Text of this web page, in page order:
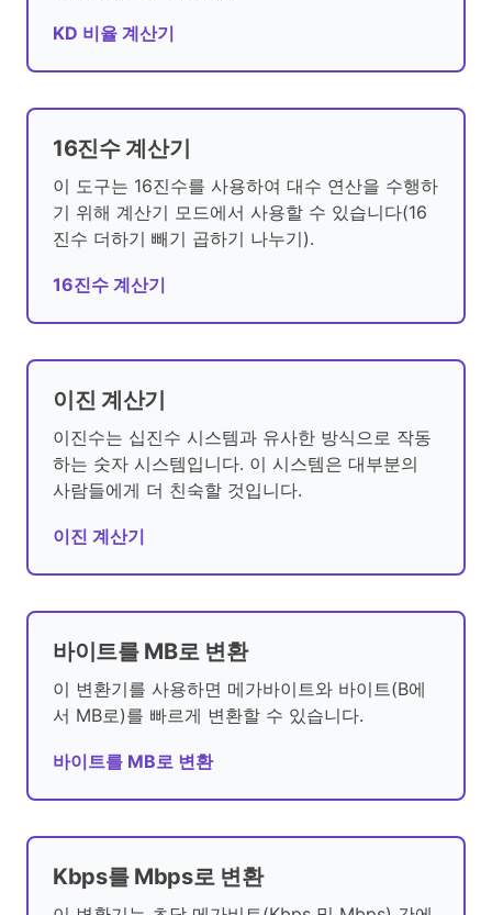
KD 비율 계산기
16진수 계산기
이 도구는 16진수를 사용하여 대수 연산을 수행하
기 위해 계산기 모드에서 사용할 수 있습니다(16
진수 더하기 빼기 곱하기 나누기).
16진수 계산기
이진 계산기
이진수는 십진수 시스템과 유사한 방식으로 작동
하는 숫자 시스템입니다. 이 시스템은 대부분의
사람들에게 더 친숙할 것입니다.
이진 계산기
바이트를 MB로 변환
이 변환기를 사용하면 메가바이트와 바이트(B에
서 MB로)를 빠르게 변환할 수 있습니다.
바이트를 MB로 변환
Kbps를 Mbps로 변환